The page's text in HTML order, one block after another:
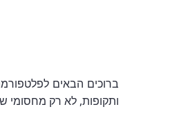
ברוכים הבאים
ותקופות, לא רק מחסומי